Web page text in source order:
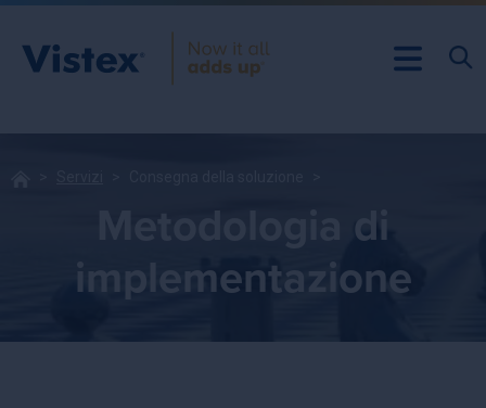
Metodologia di
implementazione